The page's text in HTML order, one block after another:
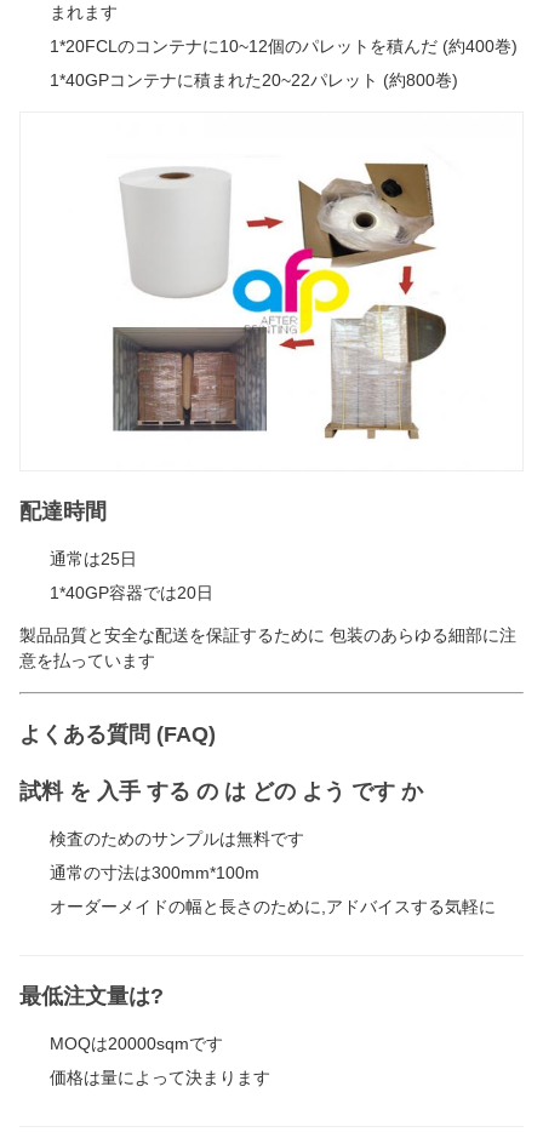
まれます
1*20FCLのコンテナに10~12個のパレットを積んだ (約400巻)
1*40GPコンテナに積まれた20~22パレット (約800巻)
配達時間
通常は25日
1*40GP容器では20日
製品品質と安全な配送を保証するために 包装のあらゆる細部に注
意を払っています
よくある質問 (FAQ)
試料 を 入手 する の は どの よう です か
検査のためのサンプルは無料です
通常の寸法は300mm*100m
オーダーメイドの幅と長さのために,アドバイスする気軽に
最低注文量は?
MOQは20000sqmです
価格は量によって決まります